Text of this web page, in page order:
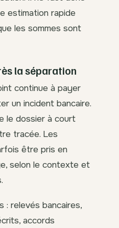
estimation rapide
les sommes sont
la séparation
continue à payer
un incident bancaire.
le dossier à court
tracée. Les
être pris en
selon le contexte et
: relevés bancaires,
accords